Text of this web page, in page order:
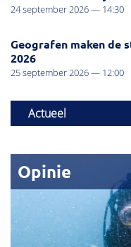
24 september 2026 — 14:30
Geografen maken de
2026
25 september 2026 — 12:00
Actueel
Opinie